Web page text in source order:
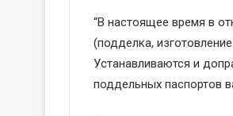
“В настоящее время в
(подделка,
Устанавливаются и
поддельных паспортов